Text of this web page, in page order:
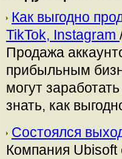
Как выгодно
TikTok, Instagram
Продажа
прибыльным
могут
знать, как
Состоялся
Компания Ubisoft